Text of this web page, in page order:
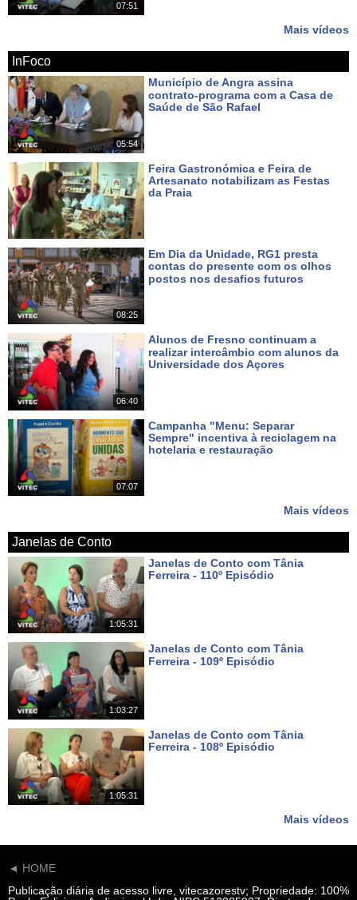
07:51
Mais vídeos
InFoco
05:54
Município de Angra assina
contrato-programa com a Casa de
Saúde de São Rafael
Feira Gastronómica e Feira de
Artesanato notabilizam as Festas
da Praia
08:25
Em Dia da Unidade, RG1 presta
contas do presente com os olhos
postos nos desafios futuros
06:40
Alunos de Fresno continuam a
realizar intercâmbio com alunos da
Universidade dos Açores
07:07
Campanha "Menu: Separar
Sempre" incentiva à reciclagem na
hotelaria e restauração
Mais vídeos
Janelas de Conto
1:05:31
Janelas de Conto com Tânia
Ferreira - 110º Episódio
1:03:27
Janelas de Conto com Tânia
Ferreira - 109º Episódio
1:05:31
Janelas de Conto com Tânia
Ferreira - 108º Episódio
Mais vídeos
◄ HOME
Publicação diária de acesso livre, vitecazorestv; Propriedade: 100%